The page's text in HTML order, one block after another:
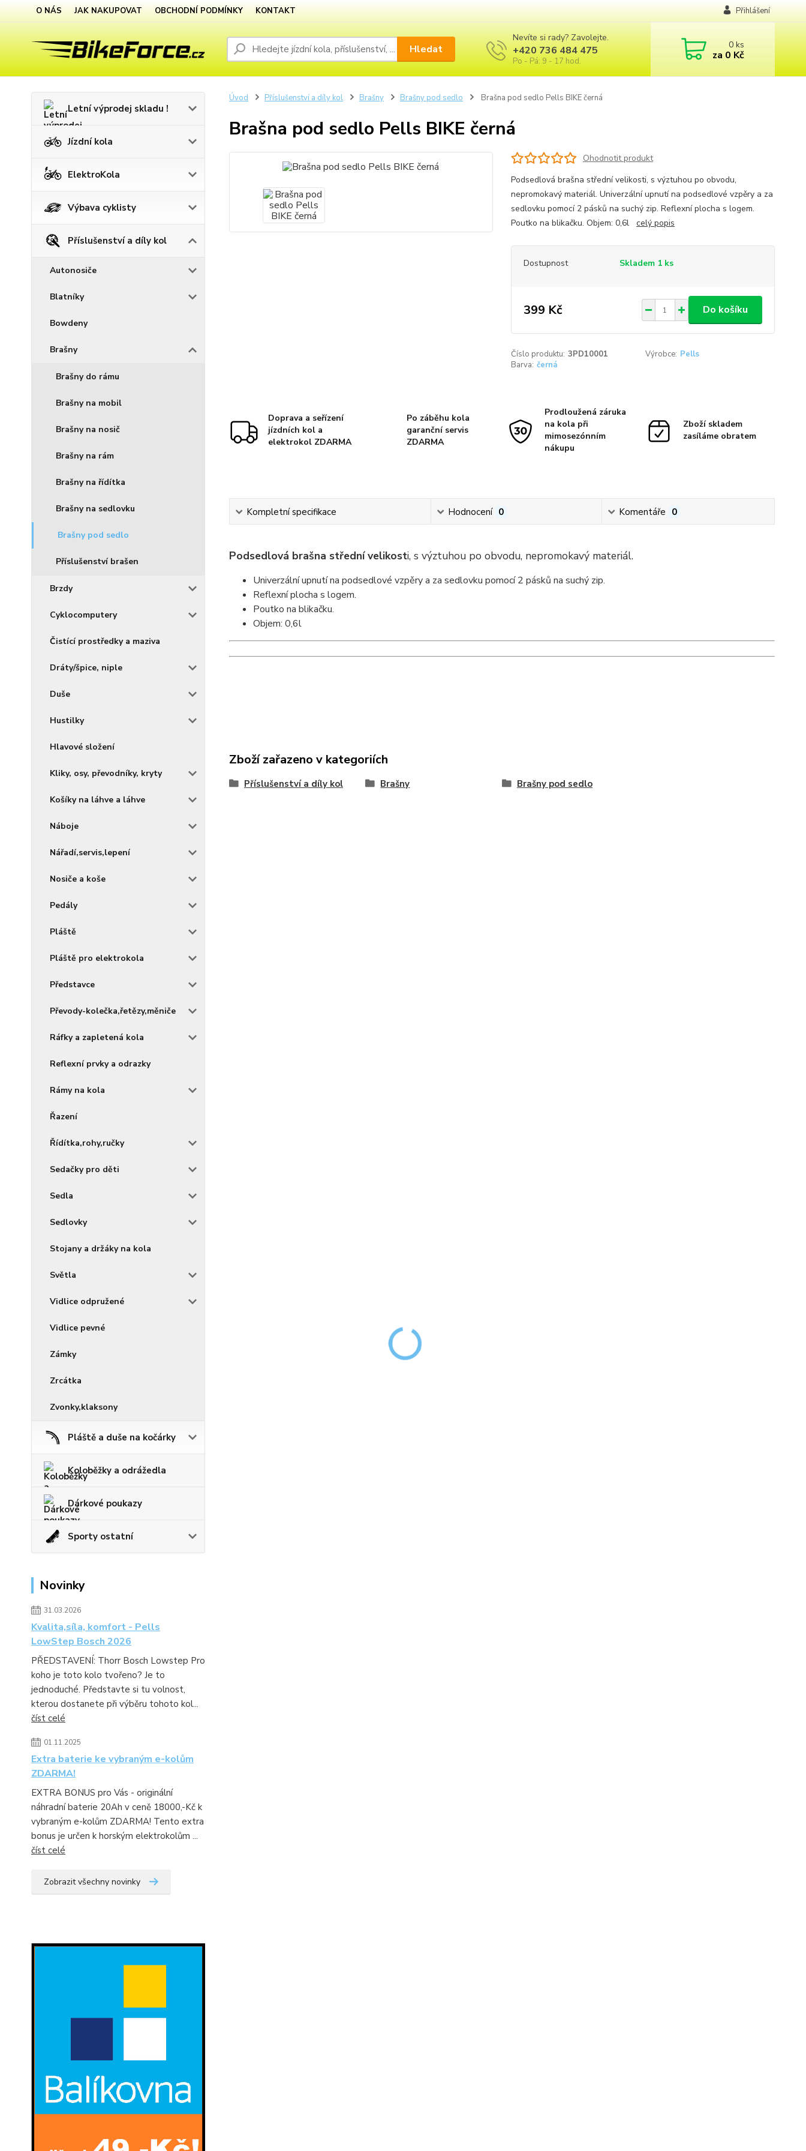
O NÁS JAK NAKUPOVAT OBCHODNÍ PODMÍNKY KONTAKT Přihlášení
Hledat
Nevíte si rady? Zavolejte.
+420 736 484 475
Po - Pá: 9 - 17 hod.
0ks
za 0 Kč
Letní výprodej skladu !
Jízdní kola
ElektroKola
Výbava cyklisty
Příslušenství a díly kol
Autonosiče
Blatníky
Bowdeny
Brašny
Brašny do rámu
Brašny na mobil
Brašny na nosič
Brašny na rám
Brašny na řídítka
Brašny na sedlovku
Brašny pod sedlo
Příslušenství brašen
Brzdy
Cyklocomputery
Čistící prostředky a maziva
Dráty/špice, niple
Duše
Hustilky
Hlavové složení
Kliky, osy, převodníky, kryty
Košíky na láhve a láhve
Náboje
Nářadí,servis,lepení
Nosiče a koše
Pedály
Pláště
Pláště pro elektrokola
Představce
Převody-kolečka,řetězy,měniče
Ráfky a zapletená kola
Reflexní prvky a odrazky
Rámy na kola
Řazení
Řídítka,rohy,ručky
Sedačky pro děti
Sedla
Sedlovky
Stojany a držáky na kola
Světla
Vidlice odpružené
Vidlice pevné
Zámky
Zrcátka
Zvonky,klaksony
Pláště a duše na kočárky
Koloběžky a odrážedla
Dárkové poukazy
Sporty ostatní
Novinky
31.03.2026
Kvalita,síla, komfort - Pells
LowStep Bosch 2026
PŘEDSTAVENÍ: Thorr Bosch Lowstep Pro
koho je toto kolo tvořeno? Je to
jednoduché. Představte si tu volnost,
kterou dostanete při výběru tohoto kol...
číst celé
01.11.2025
Extra baterie ke vybraným e-kolům
ZDARMA!
EXTRA BONUS pro Vás - originální
náhradní baterie 20Ah v ceně 18000,-Kč k
vybraným e-kolům ZDARMA! Tento extra
bonus je určen k horským elektrokolům ...
číst celé
Zobrazit všechny novinky
Úvod Příslušenství a díly kol Brašny Brašny pod sedlo Brašna pod sedlo Pells BIKE černá
Brašna pod sedlo Pells BIKE černá
Ohodnotit produkt
Podsedlová brašna střední velikosti, s výztuhou po obvodu,
nepromokavý materiál. Univerzální upnutí na podsedlové vzpěry a za
sedlovku pomocí 2 pásků na suchý zip. Reflexní plocha s logem.
Poutko na blikačku. Objem: 0,6l celý popis
Dostupnost Skladem 1 ks
399 Kč Do košíku
Číslo produktu: 3PD10001 Výrobce: Pells
Barva: černá
Doprava a seřízení
jízdních kol a
elektrokol ZDARMA
Po záběhu kola
garanční servis
ZDARMA
Prodloužená záruka
na kola při
mimosezónním
nákupu
Zboží skladem
zasíláme obratem
Kompletní specifikace Hodnocení 0 Komentáře 0
Podsedlová brašna střední velikosti, s výztuhou po obvodu, nepromokavý materiál.
Univerzální upnutí na podsedlové vzpěry a za sedlovku pomocí 2 pásků na suchý zip.
Reflexní plocha s logem.
Poutko na blikačku.
Objem: 0,6l
Zboží zařazeno v kategoriích
Příslušenství a díly kol Brašny Brašny pod sedlo